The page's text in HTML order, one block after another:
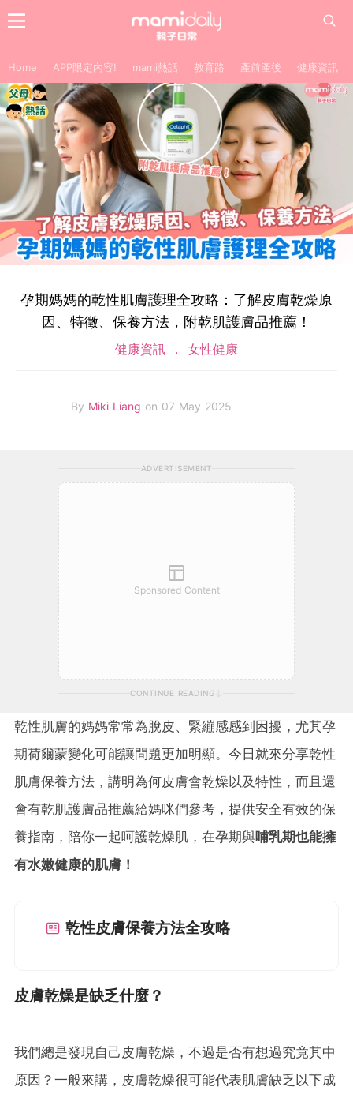
Home APP限定內容! mami熱話 教育路 產前產後 健康資訊
孕期媽媽的乾性肌膚護理全攻略：了解皮膚乾燥原
因、特徵、保養方法，附乾肌護膚品推薦！
健康資訊 女性健康
By Miki Liang on 07 May 2025
ADVERTISEMENT
Sponsored Content
CONTINUE READING
乾性肌膚的媽媽常常為脫皮、緊繃感感到困擾，尤其孕
期荷爾蒙變化可能讓問題更加明顯。今日就來分享乾性
肌膚保養方法，講明為何皮膚會乾燥以及特性，而且還
會有乾肌護膚品推薦給媽咪們參考，提供安全有效的保
養指南，陪你一起呵護乾燥肌，在孕期與哺乳期也能擁
有水嫩健康的肌膚！
乾性皮膚保養方法全攻略
皮膚乾燥是缺乏什麼？
我們總是發現自己皮膚乾燥，不過是否有想過究竟其中
原因？一般來講，皮膚乾燥很可能代表肌膚缺乏以下成